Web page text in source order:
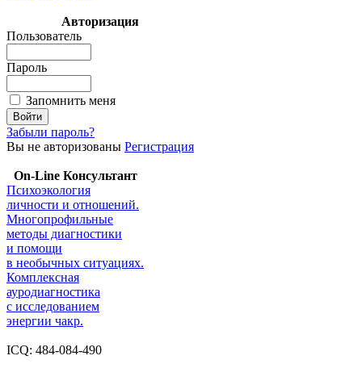
Авторизация
Пользователь
Пароль
Запомнить меня
Забыли пароль?
Вы не авторизованы Регистрация
On-Line Консультант
Психоэкология
личности и отношений.
Многопрофильные
методы диагностики
и помощи
в необычных ситуациях.
Комплексная
ауродиагностика
с исследованием
энергии чакр.
ICQ: 484-084-490